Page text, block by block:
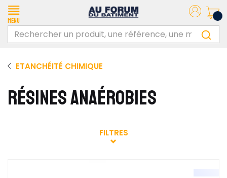
Menu
ETANCHÉITÉ CHIMIQUE
RÉSINES ANAÉROBIES
FILTRES